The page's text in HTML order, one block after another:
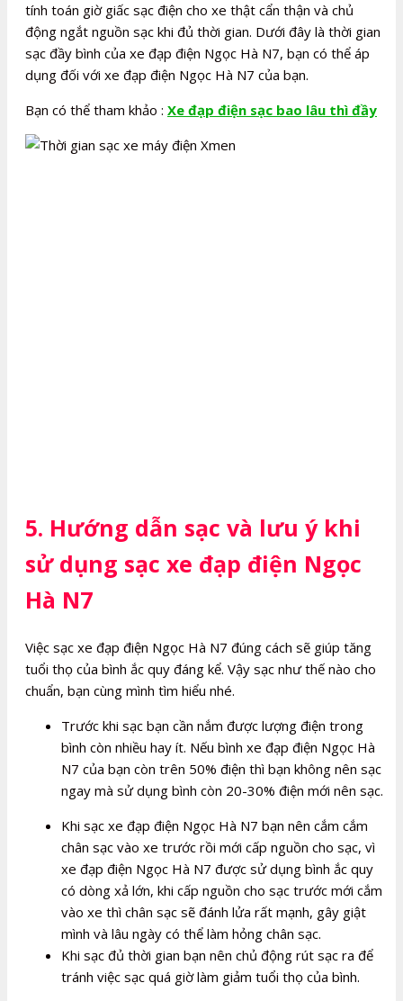
tính toán giờ giấc sạc điện cho xe thật cẩn thận và chủ
động ngắt nguồn sạc khi đủ thời gian. Dưới đây là thời gian
sạc đầy bình của xe đạp điện Ngọc Hà N7, bạn có thể áp
dụng đối với xe đạp điện Ngọc Hà N7 của bạn.
Bạn có thể tham khảo : Xe đạp điện sạc bao lâu thì đầy
5. Hướng dẫn sạc và lưu ý khi
sử dụng sạc xe đạp điện Ngọc
Hà N7
Việc sạc xe đạp điện Ngọc Hà N7 đúng cách sẽ giúp tăng
tuổi thọ của bình ắc quy đáng kể. Vậy sạc như thế nào cho
chuẩn, bạn cùng mình tìm hiểu nhé.
Trước khi sạc bạn cần nắm được lượng điện trong
bình còn nhiều hay ít. Nếu bình xe đạp điện Ngọc Hà
N7 của bạn còn trên 50% điện thì bạn không nên sạc
ngay mà sử dụng bình còn 20-30% điện mới nên sạc.
Khi sạc xe đạp điện Ngọc Hà N7 bạn nên cắm cắm
chân sạc vào xe trước rồi mới cấp nguồn cho sạc, vì
xe đạp điện Ngọc Hà N7 được sử dụng bình ắc quy
có dòng xả lớn, khi cấp nguồn cho sạc trước mới cắm
vào xe thì chân sạc sẽ đánh lửa rất mạnh, gây giật
mình và lâu ngày có thể làm hỏng chân sạc.
Khi sạc đủ thời gian bạn nên chủ động rút sạc ra để
tránh việc sạc quá giờ làm giảm tuổi thọ của bình.